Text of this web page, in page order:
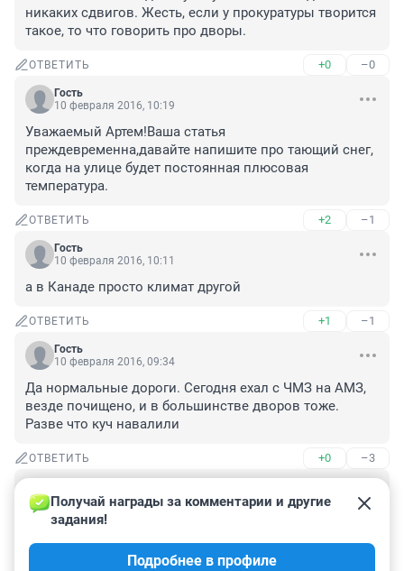
никаких сдвигов. Жесть, если у прокуратуры творится
такое, то что говорить про дворы.
ОТВЕТИТЬ +0 –0
Гость
10 февраля 2016, 10:19
Уважаемый Артем!Ваша статья
преждевременна,давайте напишите про тающий снег,
когда на улице будет постоянная плюсовая
температура.
ОТВЕТИТЬ +2 –1
Гость
10 февраля 2016, 10:11
а в Канаде просто климат другой
ОТВЕТИТЬ +1 –1
Гость
10 февраля 2016, 09:34
Да нормальные дороги. Сегодня ехал с ЧМЗ на АМЗ,
везде почищено, и в большинстве дворов тоже.
Разве что куч навалили
ОТВЕТИТЬ +0 –3
10 февраля 2016, 09:18
им ни слова в статье про то что пришла команда
управленцев из Магнитки и стала осваивать
бюджетные деньги а про уборку улиц забыла))))
Получай награды за комментарии и другие
задания!
Подробнее в профиле